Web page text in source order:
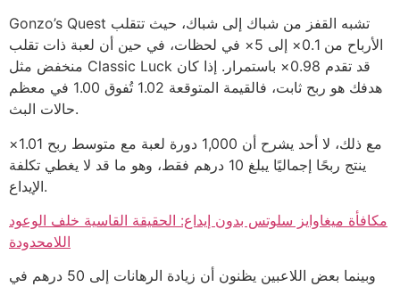
Gonzo’s Quest تشبه القفز من شباك إلى شباك، حيث تتقلب
الأرباح من 0.1× إلى 5× في لحظات، في حين أن لعبة ذات تقلب
منخفض مثل Classic Luck قد تقدم 0.98× باستمرار. إذا كان
هدفك هو ربح ثابت، فالقيمة المتوقعة 1.02 تُفوق 1.00 في معظم
حالات البث.
مع ذلك، لا أحد يشرح أن 1,000 دورة لعبة مع متوسط ربح 1.01×
ينتج ربحًا إجماليًا يبلغ 10 درهم فقط، وهو ما قد لا يغطي تكلفة
الإيداع.
مكافأة ميغاوايز سلوتس بدون إيداع: الحقيقة القاسية خلف الوعود
اللامحدودة
وبينما بعض اللاعبين يظنون أن زيادة الرهانات إلى 50 درهم في